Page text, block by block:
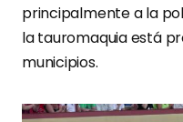
principalmente a la
la tauromaquia está
municipios.